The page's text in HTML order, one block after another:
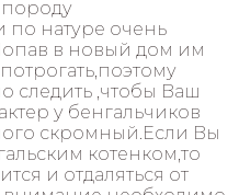
по натуре очень
в новый дом им
следить ,чтобы Ваш
у бенгальчиков
скромный.Если Вы
котенком,то
и отдаляться от